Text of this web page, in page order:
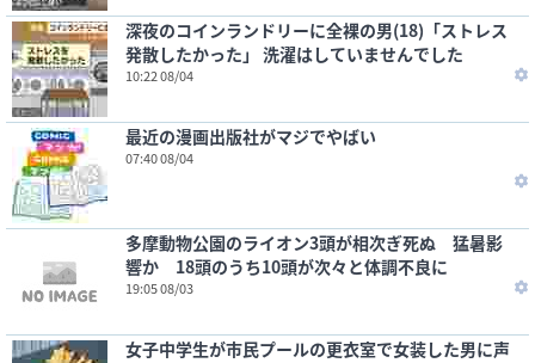
深夜のコインランドリーに全裸の男(18)「ストレス
発散したかった」 洗濯はしていませんでした
10:22 08/04
最近の漫画出版社がマジでやばい
07:40 08/04
多摩動物公園のライオン3頭が相次ぎ死ぬ 猛暑影
響か 18頭のうち10頭が次々と体調不良に
19:05 08/03
女子中学生が市民プールの更衣室で女装した男に声